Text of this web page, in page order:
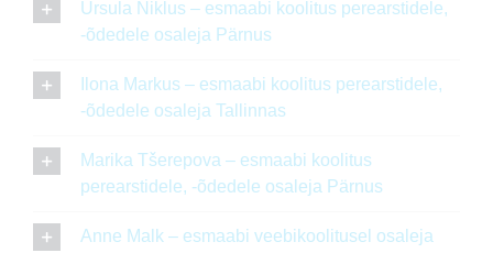
Ursula Niklus – esmaabi koolitus perearstidele,
-õdedele osaleja Pärnus
Ilona Markus – esmaabi koolitus perearstidele,
-õdedele osaleja Tallinnas
Marika Tšerepova – esmaabi koolitus
perearstidele, -õdedele osaleja Pärnus
Anne Malk – esmaabi veebikoolitusel osaleja